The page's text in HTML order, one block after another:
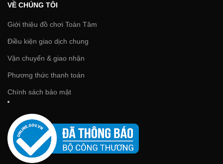
VỀ CHÚNG TÔI
Giới thiệu đồ chơi Toàn Tâm
Điều kiện giao dịch chung
Vận chuyển & giao nhận
Phương thức thanh toán
Chính sách bảo mật